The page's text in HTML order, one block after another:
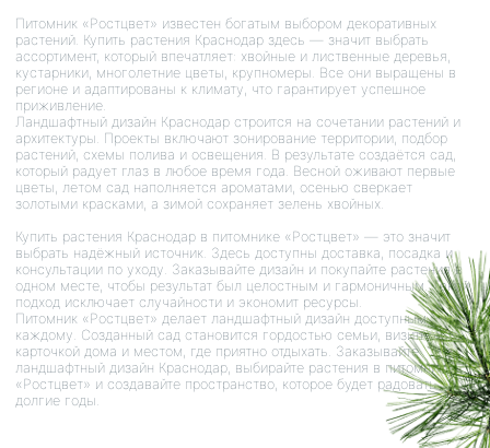
Питомник «Ростцвет» известен богатым выбором декоративных
растений. Купить растения Краснодар здесь — значит выбрать
ассортимент, который впечатляет: хвойные и лиственные деревья,
кустарники, многолетние цветы, крупномеры. Все они выращены в
регионе и адаптированы к климату, что гарантирует успешное
приживление.
Ландшафтный дизайн Краснодар строится на сочетании растений и
архитектуры. Проекты включают зонирование территории, подбор
растений, схемы полива и освещения. В результате создаётся сад,
который радует глаз в любое время года. Весной оживают первые
цветы, летом сад наполняется ароматами, осенью сверкает
золотыми красками, а зимой сохраняет зелень хвойных.
Купить растения Краснодар в питомнике «Ростцвет» — это значит
выбрать надёжный источник. Здесь доступны доставка, посадка и
консультации по уходу. Заказывайте дизайн и покупайте растения в
одном месте, чтобы результат был целостным и гармоничным. Такой
подход исключает случайности и экономит ресурсы.
Питомник «Ростцвет» делает ландшафтный дизайн доступным
каждому. Созданный сад становится гордостью семьи, визитной
карточкой дома и местом, где приятно отдыхать. Заказывайте
ландшафтный дизайн Краснодар, выбирайте растения в питомнике
«Ростцвет» и создавайте пространство, которое будет радовать
долгие годы.